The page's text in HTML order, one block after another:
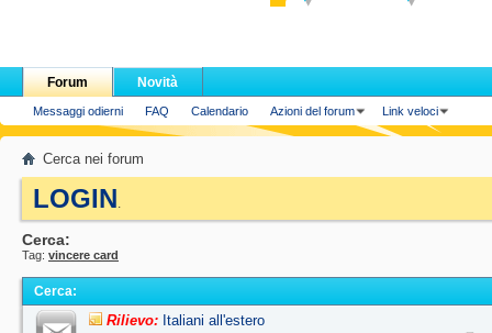
Forum
Messaggi odierni FAQ Calendario Azioni del forum Link veloci
Novità
Cerca nei forum
LOGIN.
Cerca:
Tag: vincere card
Cerca:
Rilievo: Italiani all'estero